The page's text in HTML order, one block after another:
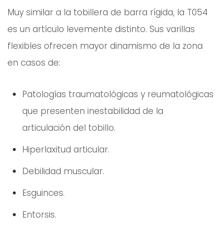
Muy similar a la tobillera de barra rígida, la T054
es un artículo levemente distinto. Sus varillas
flexibles ofrecen mayor dinamismo de la zona
en casos de:
Patologías traumatológicas y reumatológicas
que presenten inestabilidad de la
articulación del tobillo.
Hiperlaxitud articular.
Debilidad muscular.
Esguinces.
Entorsis.